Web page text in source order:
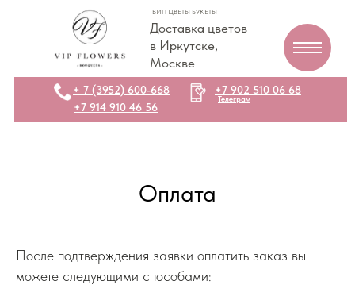
Доставка цветов
в Иркутске,
Москве
ВИП ЦВЕТЫ БУКЕТЫ
+7 914 910 46 56
+7 902 510 06 68
Телеграм
+ 7 (3952) 600-668
Оплата
После подтверждения заявки оплатить заказ вы
можете следующими способами: